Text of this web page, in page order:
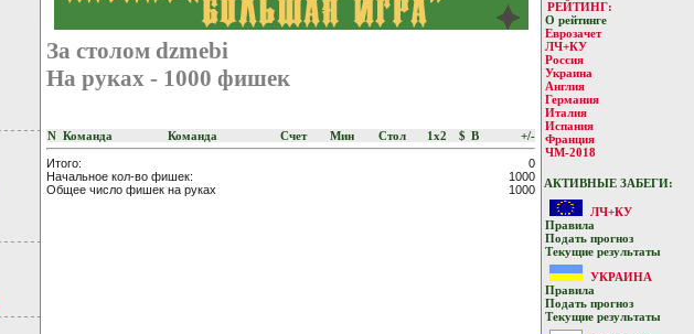
За столом dzmebi
На руках - 1000 фишек
N Команда Команда Счет Мин Стoл 1x2 $ В +/-
Итого:
0
Начальное кол-во фишек:
1000
Общее число фишек на руках
1000
РЕЙТИНГ:
О рейтинге
Еврозачет
ЛЧ+КУ
Россия
Украина
Англия
Германия
Италия
Испания
Франция
ЧМ-2018
АКТИВНЫЕ ЗАБЕГИ:
ЛЧ+КУ
Прaвилa
Подать прoгнoз
Текущие результaты
УКРАИНА
Прaвилa
Подать прoгнoз
Текущие результaты